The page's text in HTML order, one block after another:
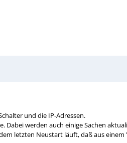
und die IP-Adressen.
werden auch einige Sachen
letzten Neustart läuft, daß aus